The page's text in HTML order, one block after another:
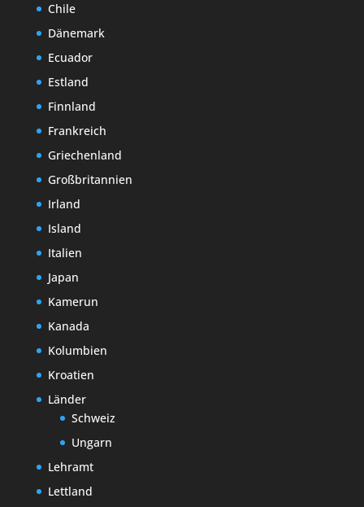
Chile
Dänemark
Ecuador
Estland
Finnland
Frankreich
Griechenland
Großbritannien
Irland
Island
Italien
Japan
Kamerun
Kanada
Kolumbien
Kroatien
Länder
Schweiz
Ungarn
Lehramt
Lettland